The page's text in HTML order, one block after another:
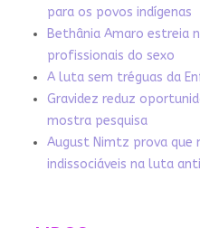
para os povos indígenas
Bethânia Amaro estreia
profissionais do sexo
A luta sem tréguas da
Gravidez reduz
mostra pesquisa
August Nimtz prova que
indissociáveis na luta